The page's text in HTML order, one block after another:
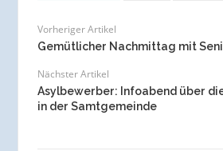
Vorheriger Artikel
Gemütlicher Nachmittag mit
Nächster Artikel
Asylbewerber: Infoabend über
in der Samtgemeinde